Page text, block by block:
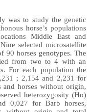
was to study the genetic
horse’s populations
Middle East and
selected microsatellite
90 horses genotypes. The
from two to 4 with an
For each population the
; 2,154 and 2,231 for
and horses without origin,
heterozygosity (Ho)
0,027 for Barb horses,